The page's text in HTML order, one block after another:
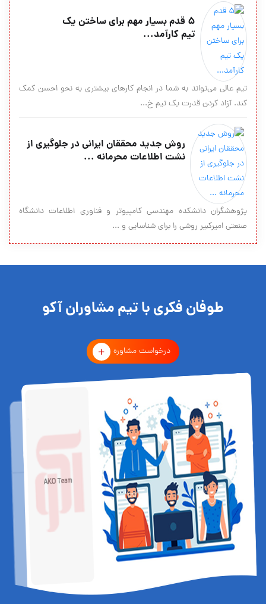
۵ قدم بسیار مهم برای ساختن یک
تیم کارآمد...
تیم عالی می‌تواند به شما در انجام کارهای بیشتری به نحو احسن کمک
کند. آزاد کردن قدرت یک تیم خ...
روش جدید محققان ایرانی در جلوگیری از
نشت اطلاعات محرمانه ...
پژوهشگران دانشکده مهندسی کامپیوتر و فناوری اطلاعات دانشگاه
صنعتی امیرکبیر روشی را برای شناسایی و ...
طوفان فکری با تیم مشاوران آکو
درخواست مشاوره